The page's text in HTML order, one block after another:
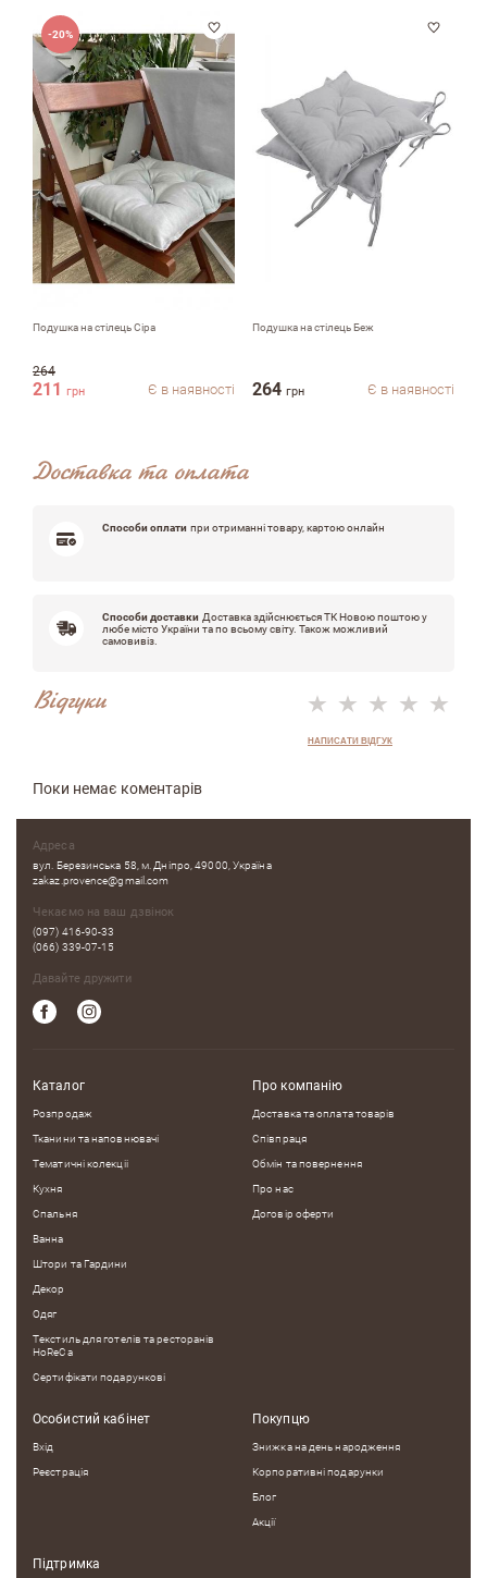
-20%
Подушка на стілець Сiра
264
211 грн Є в наявності
Подушка на стілець Беж
264 грн Є в наявності
Доставка та оплата
Способи оплати при отриманні товару, картою онлайн
Способи доставки Доставка здійснюється ТК Новою поштою у
любе місто України та по всьому світу. Також можливий
самовивіз.
Відгуки
НАПИСАТИ ВІДГУК
Поки немає коментарів
Адреса
вул. Березинська 58, м. Дніпро, 49000, Україна
zakaz.provence@gmail.com
Чекаємо на ваш дзвінок
(097) 416-90-33
(066) 339-07-15
Давайте дружити
Каталог
Розпродаж
Тканини та наповнювачі
Тематичні колекцii
Кухня
Спальня
Ванна
Штори та Гардини
Декор
Одяг
Текстиль для готелів та ресторанів
HoReCa
Сертифікати подарункові
Про компанію
Доставка та оплата товарів
Співпраця
Обмін та повернення
Про нас
Договір оферти
Особистий кабінет
Вхід
Реєстрація
Покупцю
Знижка на день народження
Корпоративні подарунки
Блог
Акції
Підтримка
Переваги
Недоліки
Оцініть, будь ласка